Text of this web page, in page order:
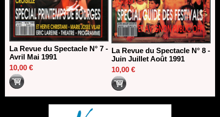
La Revue du Spectacle N° 7 -
Avril Mai 1991
10,00 €
La Revue du Spectacle N° 8 -
Juin Juillet Août 1991
10,00 €